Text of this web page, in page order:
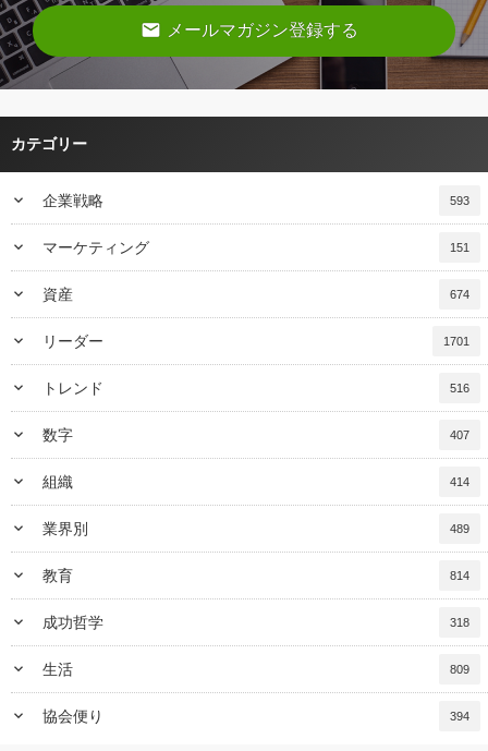
email メールマガジン登録する
カテゴリー
keyboard_arrow_down 企業戦略 593
keyboard_arrow_down マーケティング 151
keyboard_arrow_down 資産 674
keyboard_arrow_down リーダー 1701
keyboard_arrow_down トレンド 516
keyboard_arrow_down 数字 407
keyboard_arrow_down 組織 414
keyboard_arrow_down 業界別 489
keyboard_arrow_down 教育 814
keyboard_arrow_down 成功哲学 318
keyboard_arrow_down 生活 809
keyboard_arrow_down 協会便り 394